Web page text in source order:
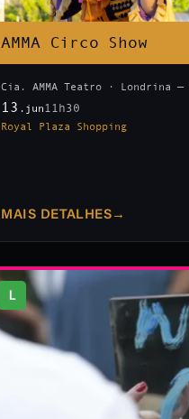
AMMA Circo Show
Cia. AMMA Teatro · Londrina —
13 .jun11h30
Royal Plaza Shopping
MAIS DETALHES →
L